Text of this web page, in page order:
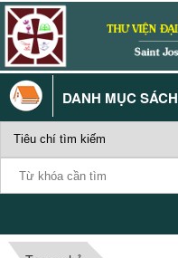
DANH MỤC SÁCH